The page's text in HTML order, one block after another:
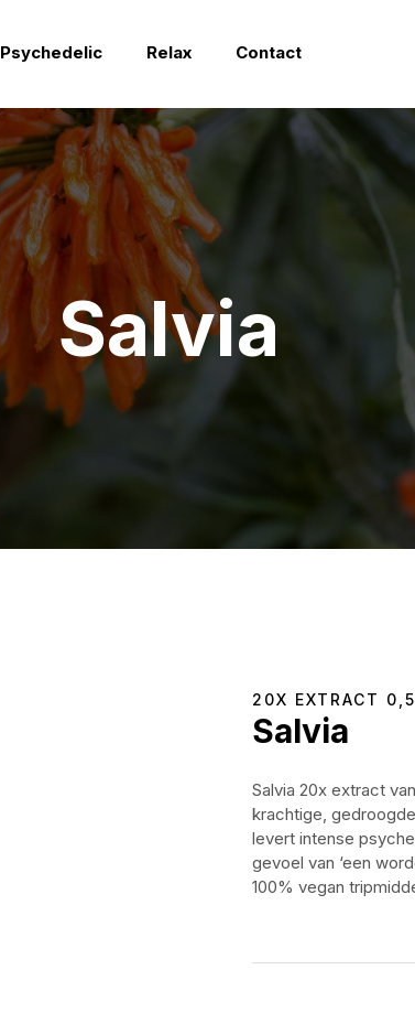
Psychedelic Relax Contact
Salvia
20X EXTRACT
Salvia
Salvia 20x extract
krachtige,
levert intense
gevoel van ‘een
100% vegan